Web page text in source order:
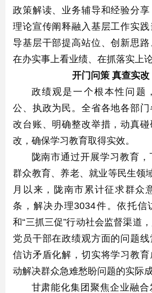
政策解读、业务辅导和经验分
理论宣传阐释融入基层工作实践
导基层干部提高站位、创新思路
在办实事上看业绩、在抓落实上论
开门问策 真查实改
政绩观是一个根本性问题
公、执政为民。全省各地各部
改台账、明确整改举措，动真
改，确保学习教育取得实效。
陇南市通过开展学习教育
群众教育、养老、就业等民生领
月以来，陇南市累计征求群众
条，解决办理3034件。依托信
和“三抓三促”行动社会监督渠道
党员干部在政绩观方面的问题
信访矛盾化解，切实将学习教
动解决群众急难愁盼问题的实际成
甘肃能化集团聚焦企业融合